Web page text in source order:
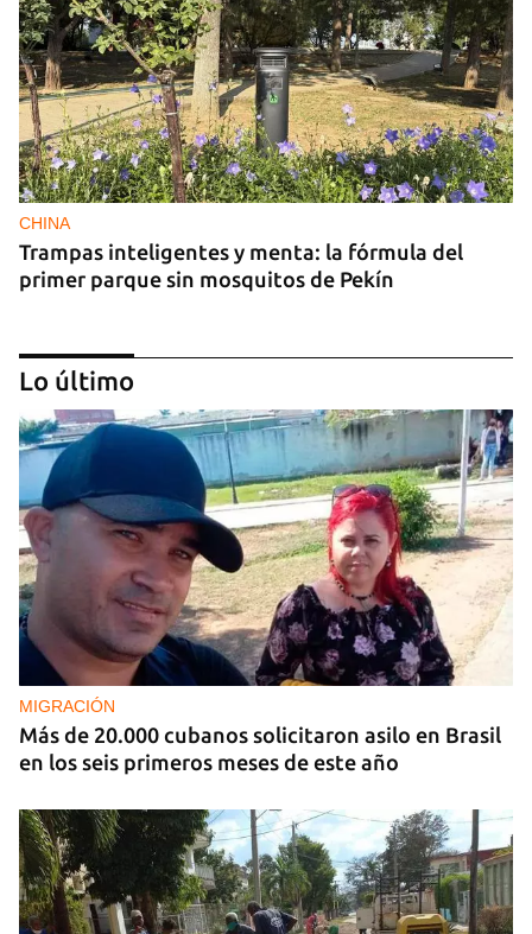
CHINA
Trampas inteligentes y menta: la fórmula del
primer parque sin mosquitos de Pekín
COLOMBIA
De la Espriella presenta su primer parte de
resultados contra los grupos armados ilegales
Lo último
MIGRACIÓN
Más de 20.000 cubanos solicitaron asilo en Brasil
en los seis primeros meses de este año